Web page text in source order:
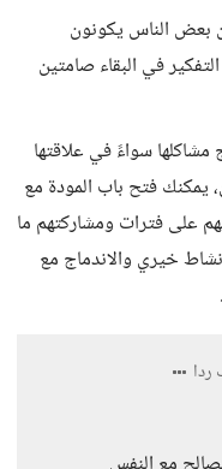
بعض الناس يكونون
في البقاء صامتين
مشاكلها سواءً في علاقتها
يمكنك فتح باب المودة مع
على فترات ومشاركتهم ما
خيري والاندماج مع